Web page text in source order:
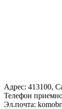
Адрес: 413100,
Телефон
Эл.почта: